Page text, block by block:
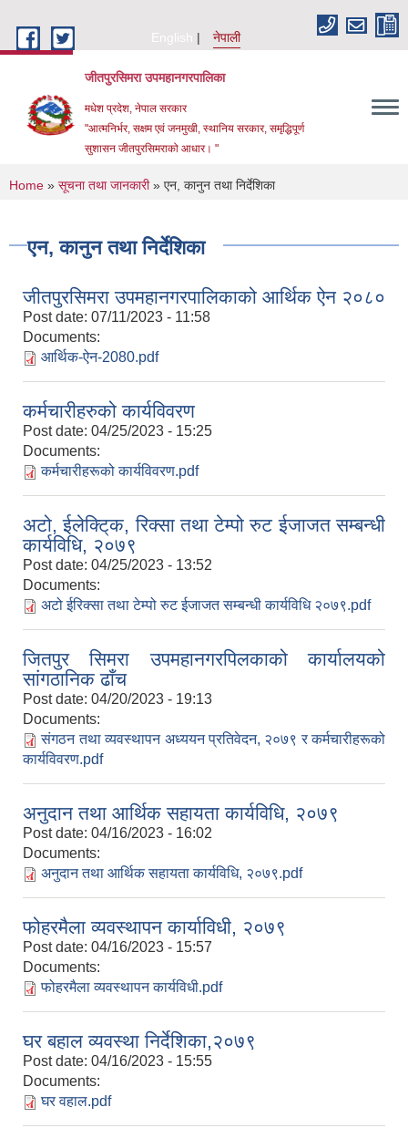
English
नेपाली
जीतपुरसिमरा उपमहानगरपालिका
मधेश प्रदेश, नेपाल सरकार
"आत्मनिर्भर, सक्षम एवं जनमुखी, स्थानिय सरकार, समृद्धिपूर्ण
सुशासन जीतपुरसिमराको आधार। "
You are here
Home » सूचना तथा जानकारी» एन, कानुन तथा निर्देशिका
एन, कानुन तथा निर्देशिका
जीतपुरसिमरा उपमहानगरपालिकाको आर्थिक ऐन २०८०
Post date: 07/11/2023 - 11:58
Documents:
आर्थिक-ऐन-2080.pdf
कर्मचारीहरुको कार्यविवरण
Post date: 04/25/2023 - 15:25
Documents:
कर्मचारीहरूको कार्यविवरण.pdf
अटो, ईलेक्टि्क, रिक्सा तथा टेम्पो रुट ईजाजत सम्बन्धी
कार्यविधि, २०७९
Post date: 04/25/2023 - 13:52
Documents:
अटो ईरिक्सा तथा टेम्पो रुट ईजाजत सम्बन्धी कार्यविधि २०७९.pdf
जितपुर सिमरा उपमहानगरपिलकाको कार्यालयको
सांगठानिक ढाँच
Post date: 04/20/2023 - 19:13
Documents:
संगठन तथा व्यवस्थापन अध्ययन प्रतिवेदन, २०७९ र कर्मचारीहरूको
कार्यविवरण.pdf
अनुदान तथा आर्थिक सहायता कार्यविधि, २०७९
Post date: 04/16/2023 - 16:02
Documents:
अनुदान तथा आर्थिक सहायता कार्यविधि, २०७९.pdf
फोहरमैला व्यवस्थापन कार्याविधी, २०७९
Post date: 04/16/2023 - 15:57
Documents:
फोहरमैला व्यवस्थापन कार्यविधी.pdf
घर बहाल व्यवस्था निर्देशिका,२०७९
Post date: 04/16/2023 - 15:55
Documents:
घर वहाल.pdf